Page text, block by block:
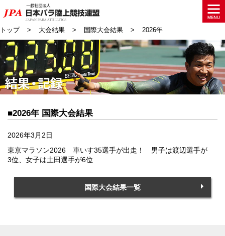
トップ 大会結果 国際大会結果 2026年
■2026年 国際大会結果
2026年3月2日
東京マラソン2026 車いす35選手が出走！ 男子は渡辺選手が
3位、女子は土田選手が6位
国際大会結果一覧